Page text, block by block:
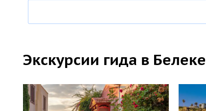
Экскурсии гида в Белеке